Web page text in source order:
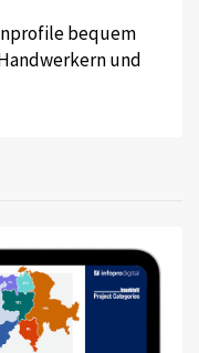
bequem
und